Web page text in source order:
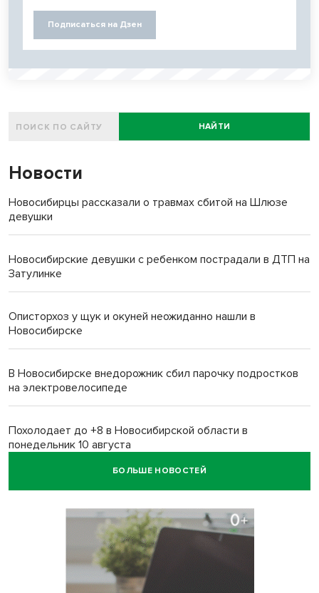
Подписаться на Дзен
НАЙТИ
Новости
Новосибирцы рассказали о травмах сбитой на Шлюзе
девушки
Новосибирские девушки с ребенком пострадали в ДТП на
Затулинке
Описторхоз у щук и окуней неожиданно нашли в
Новосибирске
В Новосибирске внедорожник сбил парочку подростков
на электровелосипеде
Похолодает до +8 в Новосибирской области в
понедельник 10 августа
Высокая пожароопасность IV класса на 4 дня объявлена в
Двойня выдрят родилась в семействе куньих
Новосибирского зоопарка
БОЛЬШЕ НОВОСТЕЙ